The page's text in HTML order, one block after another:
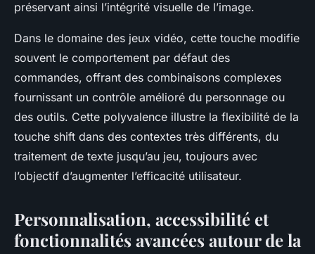
préservant ainsi l’intégrité visuelle de l’image.
Dans le domaine des jeux vidéo, cette touche modifie
souvent le comportement par défaut des
commandes, offrant des combinaisons complexes
fournissant un contrôle amélioré du personnage ou
des outils. Cette polyvalence illustre la flexibilité de la
touche shift dans des contextes très différents, du
traitement de texte jusqu’au jeu, toujours avec
l’objectif d’augmenter l’efficacité utilisateur.
Personnalisation, accessibilité et
fonctionnalités avancées autour de la